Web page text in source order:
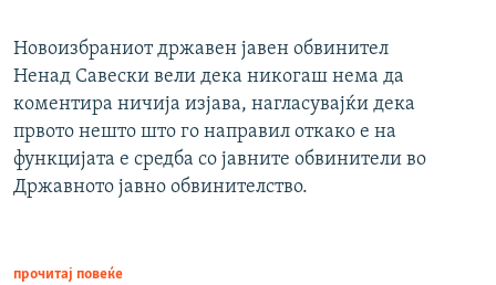
Новоизбраниот државен јавен обвинител
Ненад Савески вели дека никогаш нема да
коментира ничија изјава, нагласувајќи дека
првото нешто што го направил откако е на
функцијата е средба со јавните обвинители во
Државното јавно обвинителство.
прочитај повеќе